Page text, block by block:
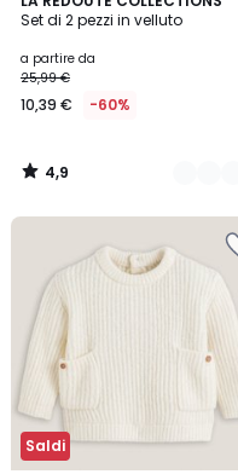
Set di 2 pezzi in velluto
a partire da
25,99 €
10,39 € -60%
/ 5
Colori
4,9
/
Saldi